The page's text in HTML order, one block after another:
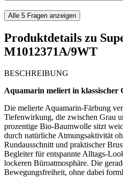
Alle 5 Fragen anzeigen
Produktdetails zu
M1012371A/9WT
BESCHREIBUNG
Aquamarin meliert in klassischer
Die melierte Aquamarin-Färbung
Tiefenwirkung, die zwischen Grau
prozentige Bio-Baumwolle sitzt
durch natürliche Atmungsaktivität
Rundausschnitt und praktischer
Begleiter für entspannte Alltags-
lockeren Büroatmosphäre. Die
Bewegungsfreiheit, ohne dabei